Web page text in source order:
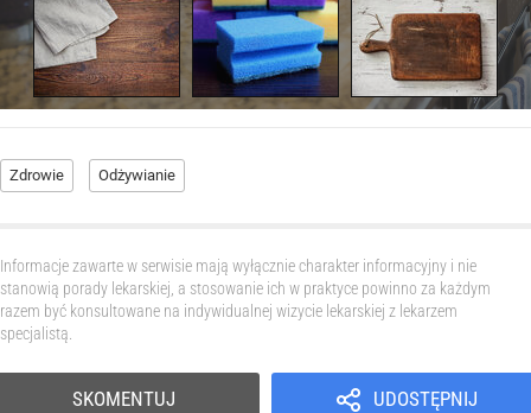
Zdrowie Odżywianie
Informacje zawarte w serwisie mają wyłącznie charakter informacyjny i nie
stanowią porady lekarskiej, a stosowanie ich w praktyce powinno za każdym
razem być konsultowane na indywidualnej wizycie lekarskiej z lekarzem
specjalistą.
UDOSTĘPNIJ
SKOMENTUJ